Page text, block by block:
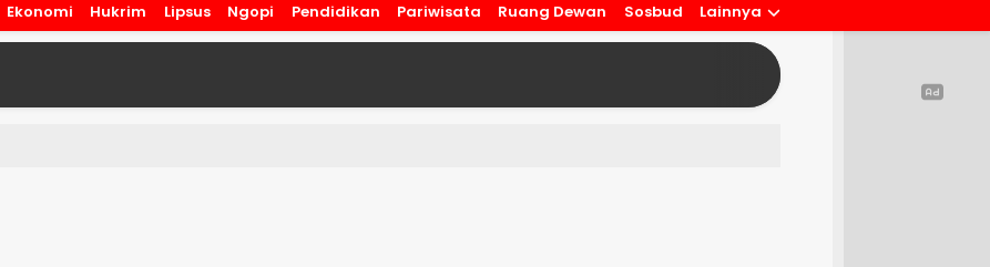
Ekonomi Hukrim Lipsus Ngopi Pendidikan Pariwisata Ruang Dewan Sosbud Lainnya